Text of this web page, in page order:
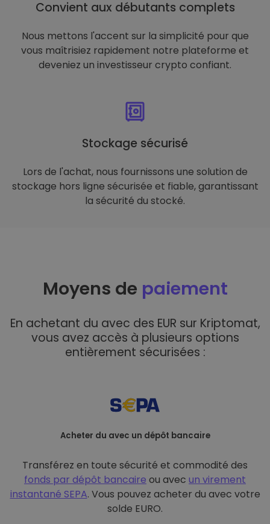
Convient aux débutants complets
Nous mettons l'accent sur la simplicité pour que
vous maîtrisiez rapidement notre plateforme et
deveniez un investisseur crypto confiant.
Stockage sécurisé
Lors de l'achat, nous fournissons une solution de
stockage hors ligne sécurisée et fiable, garantissant
la sécurité du stocké.
Moyens de paiement
En achetant du avec des EUR sur Kriptomat,
vous avez accès à plusieurs options
entièrement sécurisées :
Acheter du avec un dépôt bancaire
Transférez en toute sécurité et commodité des
fonds par dépôt bancaire ou avec un virement
instantané SEPA. Vous pouvez acheter du avec votre
solde EURO.